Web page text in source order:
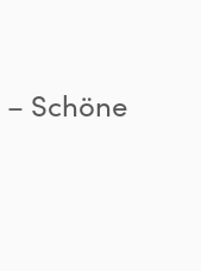
– Schöne